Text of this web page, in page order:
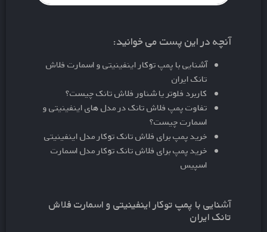
آنچه در این پست می خوانید:
آشنایی با پمپ توکار اینفینیتی و اسمارت فلاش
تانک ایران
کاربرد فلوتر یا شناور فلاش تانک چیست؟
تفاوت پمپ فلاش تانک در مدل های اینفینیتی و
اسمارت چیست؟
خرید پمپ برای فلاش تانک توکار مدل اینفینیتی
خرید پمپ برای فلاش تانک توکار مدل اسمارت
اسپیس
آشنایی با پمپ توکار اینفینیتی و اسمارت فلاش
تانک ایران